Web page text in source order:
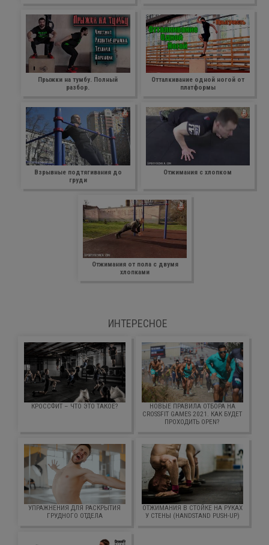
Прыжки на тумбу. Полный
разбор.
Отталкивание одной ногой от
платформы
Взрывные подтягивания до
груди
Отжимания с хлопком
Отжимания от пола с двумя
хлопками
ИНТЕРЕСНОЕ
КРОССФИТ – ЧТО ЭТО ТАКОЕ?
НОВЫЕ ПРАВИЛА ОТБОРА НА
CROSSFIT GAMES 2021. КАК БУДЕТ
ПРОХОДИТЬ OPEN?
УПРАЖНЕНИЯ ДЛЯ РАСКРЫТИЯ
ГРУДНОГО ОТДЕЛА
ОТЖИМАНИЯ В СТОЙКЕ НА РУКАХ
У СТЕНЫ (HANDSTAND PUSH-UP)